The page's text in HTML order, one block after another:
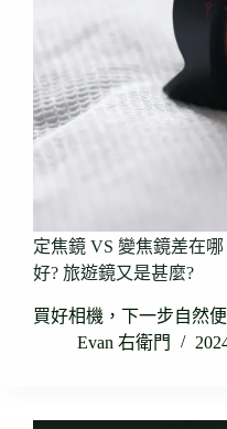
定焦鏡 VS 變焦鏡差在
好? 旅遊鏡又是甚麼?
買好相機，下一步自然
Evan 右衛門